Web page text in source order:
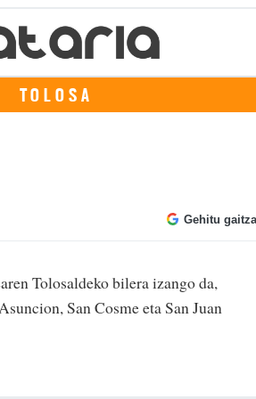
TOLOSA
Gehitu
Tolosaldeko bilera izango da,
San Cosme eta San Juan